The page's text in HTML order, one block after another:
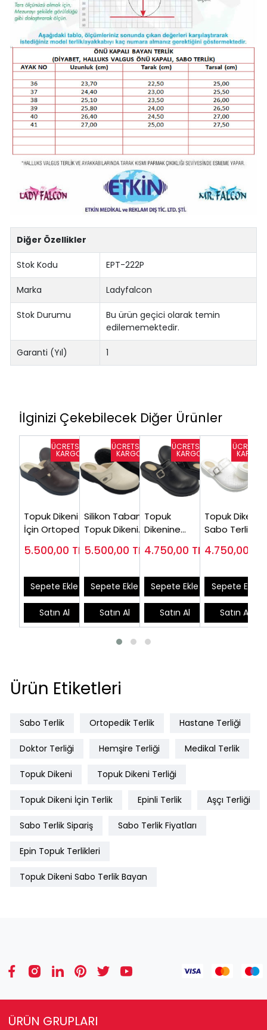
Diğer Özellikler
Stok Kodu EPT-222P
Marka Ladyfalcon
Stok Durumu
Bu ürün geçici olarak temin
edilememektedir.
Garanti (Yıl) 1
İlginizi Çekebilecek Diğer Ürünler
Topuk Dikeni
İçin Ortopedik
EPTODT165F
5.500,00 TL
Sepete Ekle
Satın Al
Silikon Tabanlı
Topuk Dikeni
Terlik
5.500,00 TL
Sepete Ekle
Satın Al
Topuk
Dikenine
Terlik EPT202S
4.750,00 TL
Sepete Ekle
Satın Al
Topuk Dikeni
Sabo Terlik
EPT222B
4.750,00
Sepete Ekle
Satın Al
Ürün Etiketleri
Sabo Terlik Ortopedik Terlik Hastane Terliği
Doktor Terliği Hemşire Terliği Medikal Terlik
Topuk Dikeni Topuk Dikeni Terliği
Topuk Dikeni İçin Terlik Epinli Terlik Aşçı Terliği
Sabo Terlik Sipariş Sabo Terlik Fiyatları
Epin Topuk Terlikleri
Topuk Dikeni Sabo Terlik Bayan
ÜRÜN GRUPLARI